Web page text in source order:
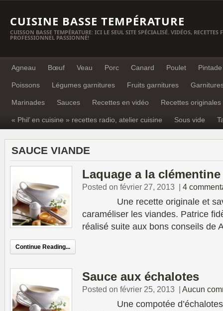
CUISINE BASSE TEMPÉRATURE
CUISSON BASSE TEMPÉRATURE: ICI LE SEUL SITE SPÉCIALISÉ. VIDÉOS, RECETTES
PROFESSIONNEL PASSIONNÉ!
Agneau Bœuf Veau Porc Canard Poulet Pintade
Poissons Légumes garnitures Fruits garnitures
Marinades Sauces Recettes en vidéo Recettes originales
« Phil’ en cuisine » recettes radio, atelier cuisine Sous vide
SAUCE VIANDE
Laquage a la clémentine
Posted on février 27, 2013 | 4
Une recette originale et
caraméliser les viandes. Patrice
réalisé suite aux bons conseils
Continue Reading...
Sauce aux échalotes
Posted on février 25, 2013 | Aucun
Une compotée d’échalotes